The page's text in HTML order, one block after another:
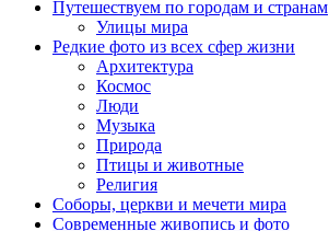
Путешествуем по городам и странам
Улицы мира
Редкие фото из всех сфер жизни
Архитектура
Космос
Люди
Музыка
Природа
Птицы и животные
Религия
Соборы, церкви и мечети мира
Современные живопись и фото